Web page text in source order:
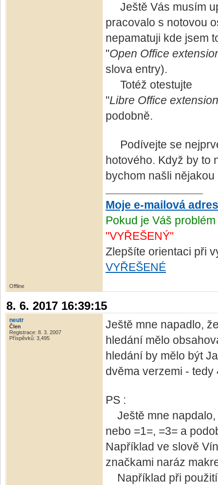
Ještě Vás musím
pracovalo s notovou
nepamatuji kde jsem
"Open Office
slova entry).
Totéž otestujte
"Libre Office
podobně.
Podívejte se
hotového. Když by to
bychom našli
Moje e-mailová
Pokud je Váš
"VYŘEŠENÝ"
Zlepšíte orientaci při
VYŘEŠENÉ
Offline
8. 6. 2017 16:39:15
neutr
Člen
Registrace: 8. 3. 2007
Příspěvků: 3,495
Ještě mne napadlo,
hledání mělo
hledání by mělo být
dvěma verzemi -
PS :
Ještě mne napdalo,
nebo =1=, =3= a
Například ve slově
značkami naráz
Například při použití